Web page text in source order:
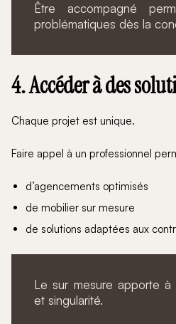
Être accompagné
problématiques dès la
4. Accéder à des
Chaque projet est unique.
Faire appel à un professionnel
d’agencements optimisés
de mobilier sur mesure
de solutions adaptées aux
Le sur mesure apporte à
et singularité.